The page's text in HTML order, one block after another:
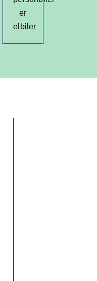
efter:
er
elbiler